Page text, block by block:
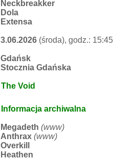
Neckbreakker
Dola
Extensa
3.06.2026(środa), godz.: 15:45
Gdańsk
Stocznia Gdańska
The Void
Informacja archiwalna
Megadeth (www)
Anthrax (www)
Overkill
Heathen